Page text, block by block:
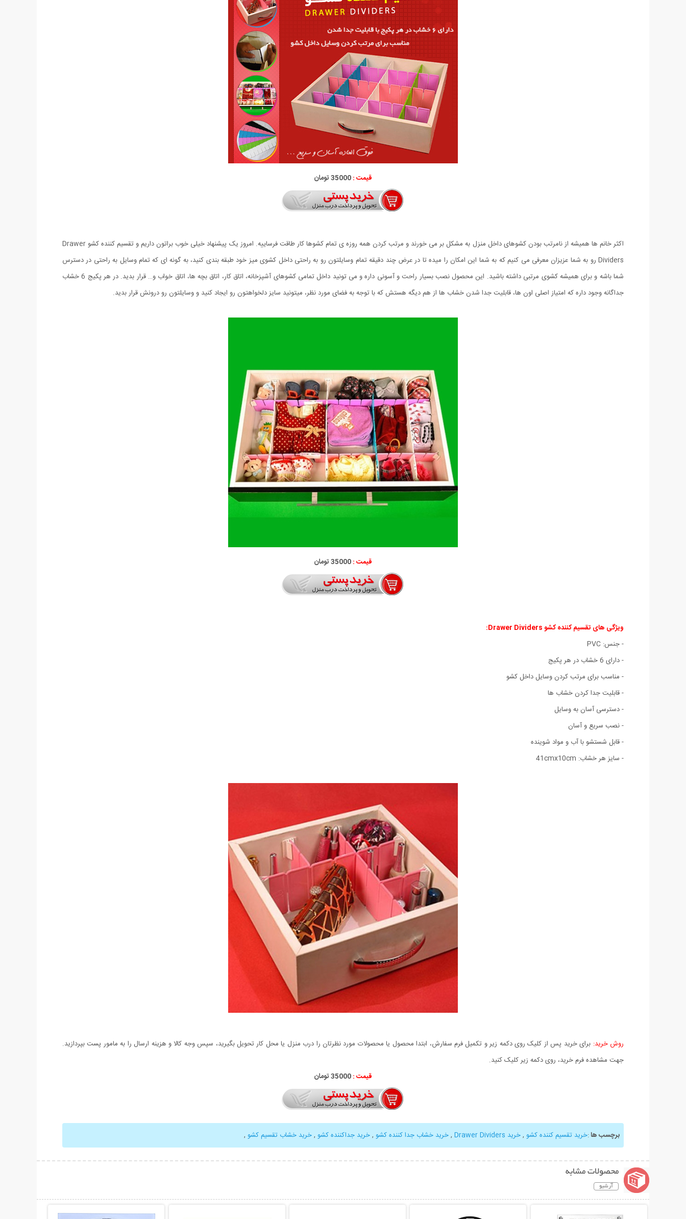
قیمت :35000 تومان
اکثر خانم ها همیشه از نامرتب بودن کشوهای داخل منزل به مشکل بر می خورند و مرتب کردن همه روزه ی تمام کشوها کار طاقت فرساییه. امروز یک پیشنهاد خیلی خوب براتون داریم و تقسیم کننده کشو Drawer
Dividers رو به شما عزیزان معرفی می کنیم که به شما این امکان را میده تا در عرض چند دقیقه تمام وسایلتون رو به راحتی داخل کشوی میز خود طبقه بندی کنید، به گونه ای که تمام وسایل به راحتی در دسترس
شما باشه و برای همیشه کشوی مرتبی داشته باشید. این محصول نصب بسیار راحت و آسونی داره و می تونید داخل تمامی کشوهای آشپزخانه، اتاق کار، اتاق بچه ها، اتاق خواب و… قرار بدید. در هر پکیج 6 خشاب
جداگانه وجود داره که امتیاز اصلی اون ها، قابلیت جدا شدن خشاب ها از هم دیگه هستش که با توجه به فضای مورد نظر، میتونید سایز دلخواهتون رو ایجاد کنید و وسایلتون رو درونش قرار بدید.
قیمت :35000 تومان
ویژگی های تقسیم کننده کشو Drawer Dividers:
- جنس: PVC
- دارای 6 خشاب در هر پکیج
- مناسب براى مرتب کردن وسایل داخل کشو
- قابلیت جدا کردن خشاب ها
- دسترسی آسان به وسایل
- نصب سریع و آسان
- قابل شستشو با آب و مواد شوینده
- سایز هر خشاب: 41cmx10cm
روش خرید: برای خرید پس از کلیک روی دکمه زیر و تکمیل فرم سفارش، ابتدا محصول یا محصولات مورد نظرتان را درب منزل یا محل کار تحویل بگیرید، سپس وجه کالا و هزینه ارسال را به مامور پست بپردازید.
جهت مشاهده فرم خرید، روی دکمه زیر کلیک کنید.
قیمت :35000 تومان
برچسب ها:خرید تقسیم کننده کشو ,خرید Drawer Dividers ,خرید خشاب جدا کننده کشو ,خرید جداکننده کشو ,خرید خشاب تقسیم کشو ,
محصولات مشابه
آرشیو